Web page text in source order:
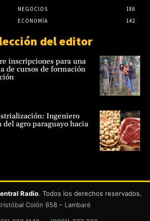
NEGOCIOS
186
ECONOMÍA
142
del editor
inscripciones para una
de cursos de formación
Ingeniero
del agro paraguayo hacia
Radio. Todos los derechos reservados.
Colón 858 – Lambaré